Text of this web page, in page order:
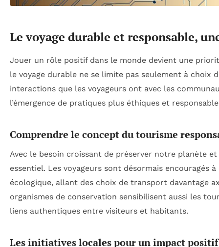
Le voyage durable et responsable,
Jouer un rôle positif dans le monde devient une
le voyage durable ne se limite pas seulement à choix
interactions que les voyageurs ont avec les
l’émergence de pratiques plus éthiques et
Comprendre le concept du tourisme
Avec le besoin croissant de préserver notre planète
essentiel. Les voyageurs sont désormais
écologique, allant des choix de transport davantage
organismes de conservation sensibilisent aussi les
liens authentiques entre visiteurs et habitants.
Les initiatives locales pour un impact positif